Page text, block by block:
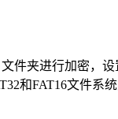
件夹进行加密，
和FAT16文件